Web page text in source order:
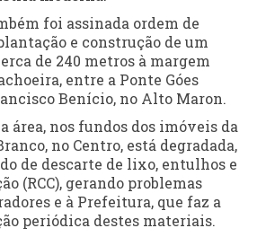
foi assinada ordem de
e construção de um
de 240 metros à margem
entre a Ponte Góes
Benício, no Alto Maron.
área, nos fundos dos imóveis da
no Centro, está degradada,
de descarte de lixo, entulhos e
(RCC), gerando problemas
e à Prefeitura, que faz a
periódica destes materiais.